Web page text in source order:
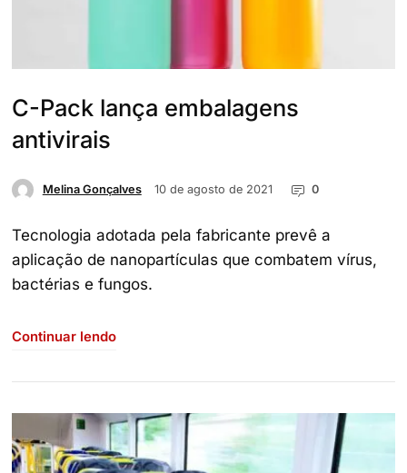
C-Pack lança embalagens
antivirais
Melina Gonçalves 10 de agosto de 2021 0
Tecnologia adotada pela fabricante prevê a
aplicação de nanopartículas que combatem vírus,
bactérias e fungos.
Continuar lendo